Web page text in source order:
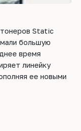
Static
большую
время
линейку
ее новыми